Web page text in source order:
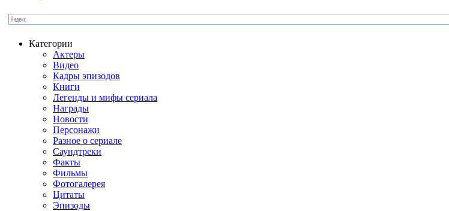
Категории
Актеры
Видео
Кадры эпизодов
Книги
Легенды и мифы сериала
Награды
Новости
Персонажи
Разное о сериале
Саундтреки
Факты
Фильмы
Фотогалерея
Цитаты
Эпизоды